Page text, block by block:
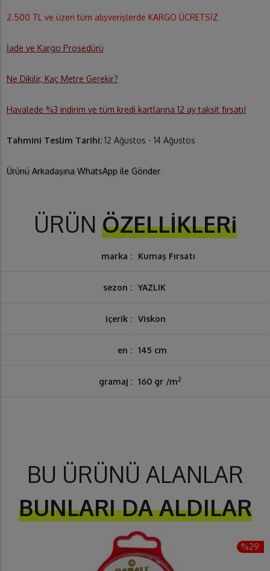
2.500 TL ve üzeri tüm alışverişlerde KARGO ÜCRETSİZ
İade ve Kargo Prosedürü
Ne Dikilir, Kaç Metre Gerekir?
Havalede %3 indirim ve tüm kredi kartlarına 12 ay taksit fırsatı!
Tahmini Teslim Tarihi: 12 Ağustos - 14 Ağustos
Ürünü Arkadaşına WhatsApp ile Gönder
ÜRÜN ÖZELLİKLERi
marka : Kumaş Fırsatı
sezon : YAZLIK
içerik : Viskon
en : 145 cm
gramaj : 160 gr /m2
BU ÜRÜNÜ ALANLAR
BUNLARI DA ALDILAR
%29